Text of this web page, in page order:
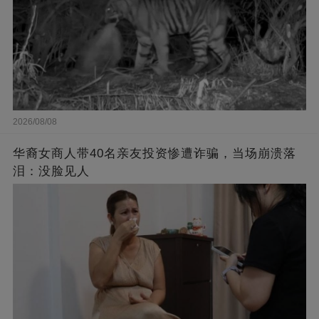
2026/08/08
华裔女商人带40名亲友投资惨遭诈骗，当场崩溃落
泪：没脸见人